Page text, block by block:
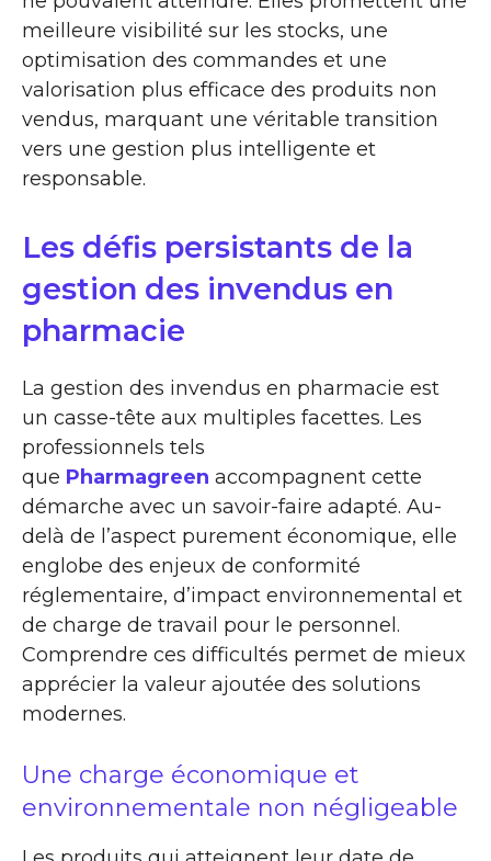
meilleure visibilité sur les stocks, une
optimisation des commandes et une
valorisation plus efficace des produits non
vendus, marquant une véritable transition
vers une gestion plus intelligente et
responsable.
Les défis persistants de la
gestion des invendus en
pharmacie
La gestion des invendus en pharmacie est
un casse-tête aux multiples facettes. Les
professionnels tels
que Pharmagreen accompagnent cette
démarche avec un savoir-faire adapté. Au-
delà de l’aspect purement économique, elle
englobe des enjeux de conformité
réglementaire, d’impact environnemental et
de charge de travail pour le personnel.
Comprendre ces difficultés permet de mieux
apprécier la valeur ajoutée des solutions
modernes.
Une charge économique et
environnementale non négligeable